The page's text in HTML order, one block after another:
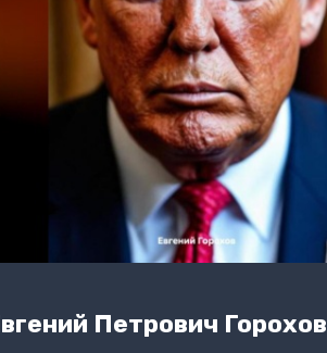
Петрович Горохов